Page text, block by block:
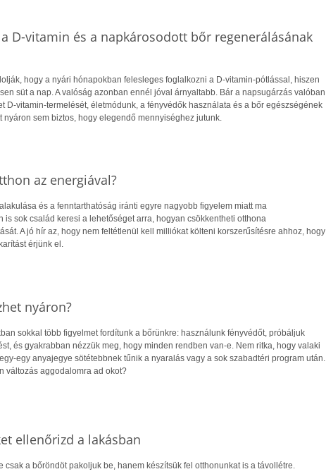
D-vitamin és a napkárosodott bőr regenerálásának
hogy a nyári hónapokban felesleges foglalkozni a D-vitamin-pótlással, hiszen
süt a nap. A valóság azonban ennél jóval árnyaltabb. Bár a napsugárzás valóban
D-vitamin-termelését, életmódunk, a fényvédők használata és a bőr egészségének
nyáron sem biztos, hogy elegendő mennyiséghez jutunk.
az energiával?
és a fenntarthatóság iránti egyre nagyobb figyelem miatt ma
is sok család keresi a lehetőséget arra, hogyan csökkentheti otthona
A jó hír az, hogy nem feltétlenül kell milliókat költeni korszerűsítésre ahhoz, hogy
érjünk el.
nyáron?
sokkal több figyelmet fordítunk a bőrünkre: használunk fényvédőt, próbáljuk
és gyakrabban nézzük meg, hogy minden rendben van-e. Nem ritka, hogy valaki
egy anyajegye sötétebbnek tűnik a nyaralás vagy a sok szabadtéri program után.
változás aggodalomra ad okot?
ellenőrizd a lakásban
csak a bőröndöt pakoljuk be, hanem készítsük fel otthonunkat is a távollétre.